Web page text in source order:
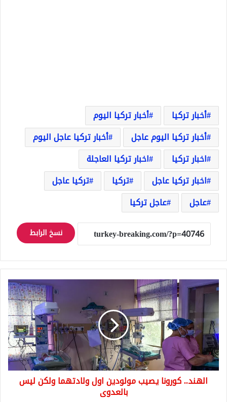
أخبار تركيا
أخبار تركيا اليوم
أخبار تركيا اليوم عاجل
أخبار تركيا عاجل اليوم
اخبار تركيا
اخبار تركيا العاجلة
اخبار تركيا عاجل
تركيا
تركيا عاجل
عاجل
عاجل تركيا
نسخ الرابط
الهند..
كورونا
يصيب
مولودين
اول
ولادتهما
ولكن
ليس
بالعدوى
الهند.. كورونا يصيب مولودين اول ولادتهما ولكن ليس
بالعدوى